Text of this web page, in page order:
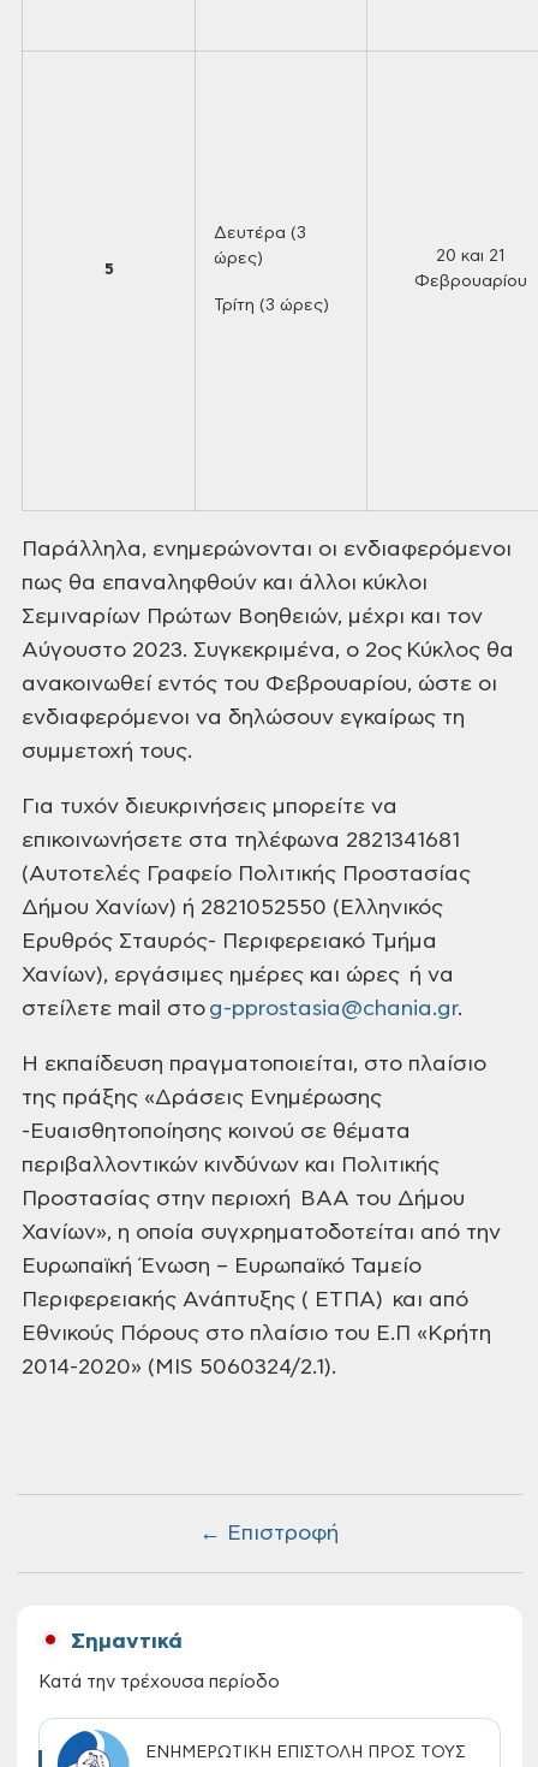
← Επιστροφή
5
Δευτέρα (3
ώρες)
Τρίτη (3 ώρες)
20 και 21
Φεβρουαρίου
Παράλληλα, ενημερώνονται οι ενδιαφερόμενοι
πως θα επαναληφθούν και άλλοι κύκλοι
Σεμιναρίων Πρώτων Βοηθειών, μέχρι και τον
Αύγουστο 2023. Συγκεκριμένα, ο 2ος Κύκλος θα
ανακοινωθεί εντός του Φεβρουαρίου, ώστε οι
ενδιαφερόμενοι να δηλώσουν εγκαίρως τη
συμμετοχή τους.
Για τυχόν διευκρινήσεις μπορείτε να
επικοινωνήσετε στα τηλέφωνα 2821341681
(Αυτοτελές Γραφείο Πολιτικής Προστασίας
Δήμου Χανίων) ή 2821052550 (Ελληνικός
Ερυθρός Σταυρός- Περιφερειακό Τμήμα
Χανίων), εργάσιμες ημέρες και ώρες ή να
στείλετε mail στο g-pprostasia@chania.gr.
Η εκπαίδευση πραγματοποιείται, στο πλαίσιο
της πράξης «Δράσεις Ενημέρωσης
-Ευαισθητοποίησης κοινού σε θέματα
περιβαλλοντικών κινδύνων και Πολιτικής
Προστασίας στην περιοχή ΒΑΑ του Δήμου
Χανίων», η οποία συγχρηματοδοτείται από την
Ευρωπαϊκή Ένωση – Ευρωπαϊκό Ταμείο
Περιφερειακής Ανάπτυξης ( ΕΤΠΑ) και από
Εθνικούς Πόρους στο πλαίσιο του Ε.Π «Κρήτη
2014-2020» (MIS 5060324/2.1).
Σημαντικά
Κατά την τρέχουσα περίοδο
ΕΝΗΜΕΡΩΤΙΚΗ ΕΠΙΣΤΟΛΗ ΠΡΟΣ ΤΟΥΣ